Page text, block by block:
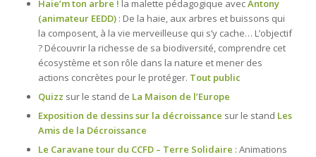
Haie’m ton arbre ! la malette pédagogique avecAntony
(animateur EEDD): De la haie, aux arbres et buissons qui
la composent, à la vie merveilleuse qui s’y cache… L’objectif
? Découvrir la richesse de sa biodiversité, comprendre cet
écosystème et son rôle dans la nature et mener des
actions concrètes pour le protéger. Tout public
Quizz sur le stand de La Maison de l’Europe
Exposition de dessins sur la décroissance sur le stand Les
Amis de la Décroissance
Le Caravane tour du CCFD – Terre Solidaire : Animations